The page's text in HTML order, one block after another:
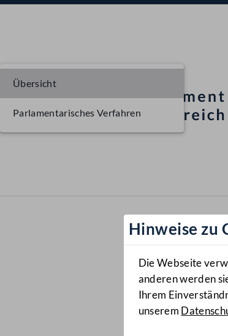
Hinweise zu
Die Webseite
anderen werden
Ihrem
unserem
Übersicht
Parlamentarisches Verfahren